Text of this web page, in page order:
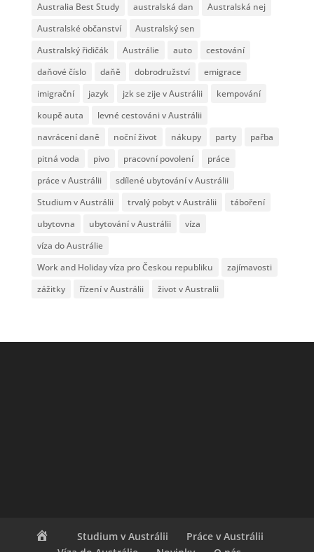
Australia Best Study
australská dan
Australská nej
Australské občanství
Australský sen
Australský řidičák
Austrálie auto
cestování
daňové číslo
daňě dobrodružství
emigrace
imigrační
jazyk jzk se zije v Austrálii
kempování
koupě auta
levné cestováni v Austrálii
navrácení daně
noční život nákupy party
pařba
pitná voda
pivo pracovní povolení
práce
práce v Austrálii
sdílené ubytování v Austrálii
Studium v Austrálii
trvalý pobyt v Austrálii
táboření
ubytovna
ubytování v Austrálii
víza
víza do Austrálie
Work and Holiday víza pro Českou republiku
zajímavosti
zážitky
řízení v Austrálii život v Australii
Studium v Austrálii
Práce v Austrálii